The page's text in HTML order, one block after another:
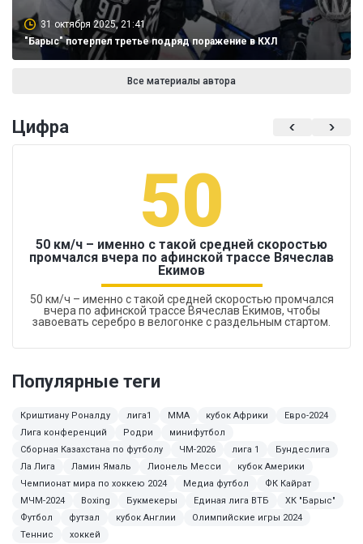
31 октября 2025, 21:41
"Барыс" потерпел третье подряд поражение в КХЛ
Все материалы автора
Цифра
50
50 км/ч – именно с такой средней скоростью
промчался вчера по афинской трассе Вячеслав
Екимов
50 км/ч – именно с такой средней скоростью промчался
вчера по афинской трассе Вячеслав Екимов, чтобы
завоевать серебро в велогонке с раздельным стартом.
Популярные теги
Криштиану Роналду лига1 ММА кубок Африки
Евро-2024
Лига конференций
Родри
минифутбол
Сборная Казахстана по футболу
ЧМ-2026 лига 1
Бундеслига
Ла Лига
Ламин Ямаль Лионель Месси
кубок Америки
Чемпионат мира по хоккею 2024
Медиа футбол
ФК Кайрат
МЧМ-2024
Boxing Букмекеры Единая лига ВТБ
ХК "Барыс"
Футбол
футзал кубок Англии
Олимпийские игры 2024
Теннис
хоккей